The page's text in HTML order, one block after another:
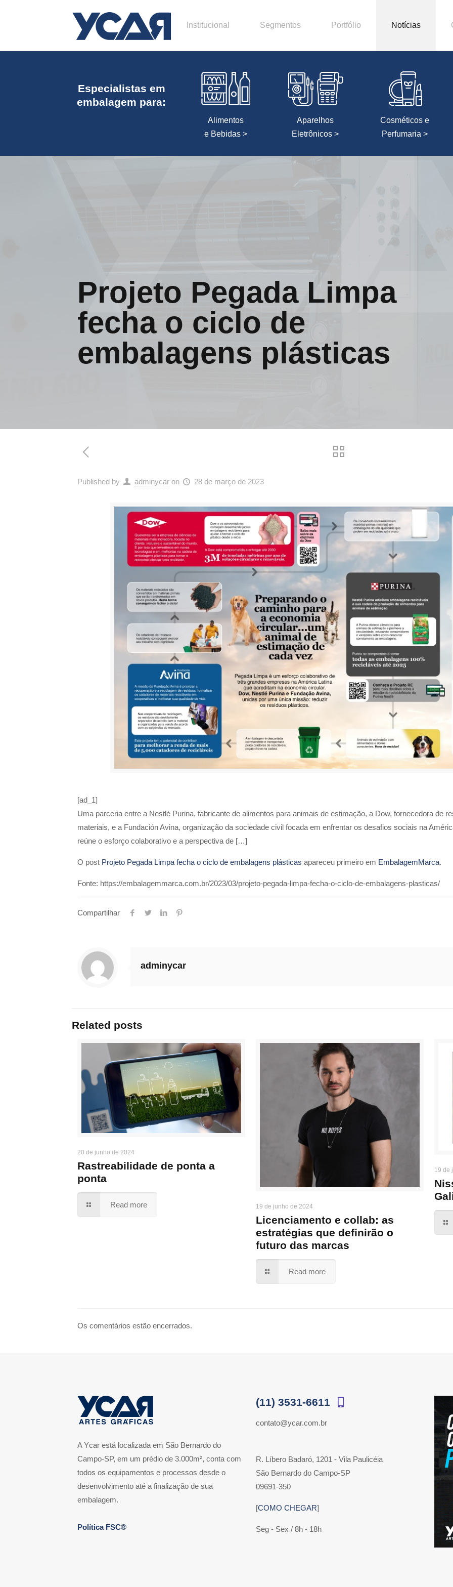
Institucional Segmentos Portfólio Notícias
Especialistas em
embalagem para:
Alimentos
e Bebidas >
Aparelhos
Eletrônicos >
Cosméticos e
Perfumaria >
Projeto Pegada Limpa
fecha o ciclo de
embalagens plásticas
Published by adminycar on 28 de março de 2023
[ad_1]
Uma parceria entre a Nestlé Purina, fabricante de alimentos para animais de estimação, a Dow, fornecedora de
materiais, e a Fundación Avina, organização da sociedade civil focada em enfrentar os desafios sociais na
reúne o esforço colaborativo e a perspectiva de […]
O post Projeto Pegada Limpa fecha o ciclo de embalagens plásticas apareceu primeiro em EmbalagemMarca.
Fonte: https://embalagemmarca.com.br/2023/03/projeto-pegada-limpa-fecha-o-ciclo-de-embalagens-plasticas/
Compartilhar
adminycar
Related posts
20 de junho de 2024
Rastreabilidade de ponta a
ponta
Read more 19 de junho de 2024
Licenciamento e collab: as
estratégias que definirão o
futuro das marcas
Read more
19 de
Os comentários estão encerrados.
A Ycar está localizada em São Bernardo do
Campo-SP, em um prédio de 3.000m², conta com
todos os equipamentos e processos desde o
desenvolvimento até a finalização de sua
embalagem.
Política FSC®
(11) 3531-6611
contato@ycar.com.br
R. Líbero Badaró, 1201 - Vila Paulicéia
São Bernardo do Campo-SP
09691-350
[COMO CHEGAR]
Seg - Sex / 8h - 18h